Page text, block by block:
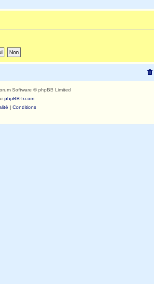
Software © phpBB Limited
phpBB-fr.com
| Conditions